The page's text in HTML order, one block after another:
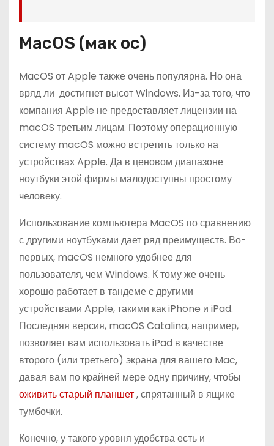
MacOS (мак ос)
MacOS от Apple также очень популярна. Но она
вряд ли достигнет высот Windows. Из-за того, что
компания Apple не предоставляет лицензии на
macOS третьим лицам. Поэтому операционную
систему macOS можно встретить только на
устройствах Apple. Да в ценовом диапазоне
ноутбуки этой фирмы малодоступны простому
человеку.
Использование компьютера MacOS по сравнению
с другими ноутбуками дает ряд преимуществ. Во-
первых, macOS немного удобнее для
пользователя, чем Windows. К тому же очень
хорошо работает в тандеме с другими
устройствами Apple, такими как iPhone и iPad.
Последняя версия, macOS Catalina, например,
позволяет вам использовать iPad в качестве
второго (или третьего) экрана для вашего Mac,
давая вам по крайней мере одну причину, чтобы
оживить старый планшет, спрятанный в ящике
тумбочки.
Конечно, у такого уровня удобства есть и